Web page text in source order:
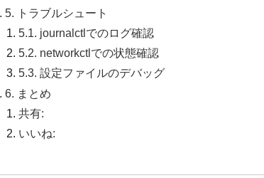
5. トラブルシュート
5.1. journalctlでのログ確認
5.2. networkctlでの状態確認
5.3. 設定ファイルのデバッグ
6. まとめ
共有:
いいね: